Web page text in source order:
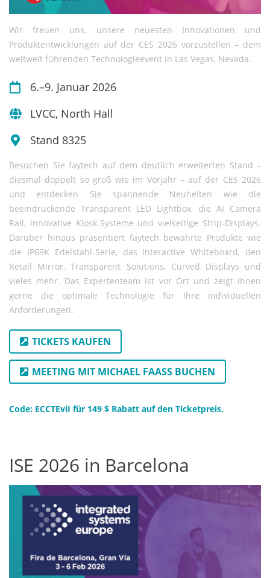
Wir freuen uns, unsere neuesten Innovationen und
Produktentwicklungen auf der CES 2026 vorzustellen – dem
weltweit führenden Technologieevent in Las Vegas, Nevada.
6.–9. Januar 2026
LVCC, North Hall
Stand 8325
Besuchen Sie faytech auf dem deutlich erweiterten Stand –
diesmal doppelt so groß wie im Vorjahr – auf der CES 2026
und entdecken Sie spannende Neuheiten wie die
beeindruckende Transparent LED Lightbox, die AI Camera
Rail, innovative Kiosk-Systeme und vielseitige Strip-Displays.
Darüber hinaus präsentiert faytech bewährte Produkte wie
die IP69K Edelstahl-Serie, das Interactive Whiteboard, den
Retail Mirror, Transparent Solutions, Curved Displays und
vieles mehr. Das Expertenteam ist vor Ort und zeigt Ihnen
gerne die optimale Technologie für Ihre individuellen
Anforderungen.
TICKETS KAUFEN
MEETING MIT MICHAEL FAASS BUCHEN
Code: ECCTEviI für 149 $ Rabatt auf den Ticketpreis.
ISE 2026 in Barcelona